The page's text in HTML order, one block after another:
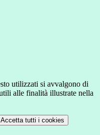
utilizzati si avvalgono di
alle finalità illustrate nella
Accetta tutti i cookies